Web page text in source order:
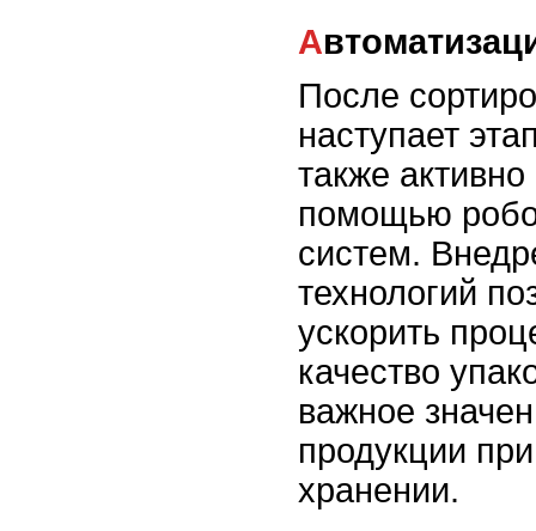
После
наступает
также
помощью
систем.
технологий
ускорить
качество
важное
продукции
хранении.